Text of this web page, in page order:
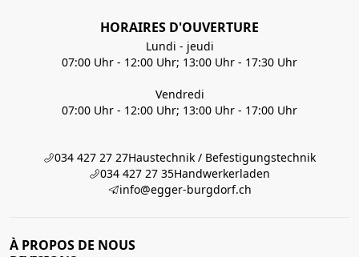
HORAIRES D'OUVERTURE
Lundi - jeudi
07:00 Uhr - 12:00 Uhr; 13:00 Uhr - 17:30 Uhr
Vendredi
07:00 Uhr - 12:00 Uhr; 13:00 Uhr - 17:00 Uhr
034 427 27 27Haustechnik / Befestigungstechnik
034 427 27 35Handwerkerladen
info@egger-burgdorf.ch
À PROPOS DE NOUS